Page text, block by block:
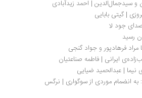
| احمد زیدآبادی
بابایی
لا
و جواد گنجی
| فاطمه صناعتیان
ضیایی
درباره سوگ و مالیخولیا: به ‌انضمام موردی از سوگواری | نرگس